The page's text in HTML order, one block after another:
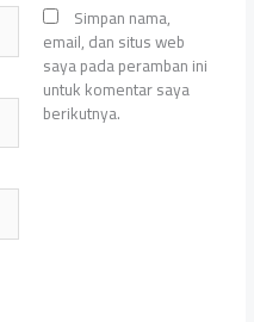
Simpan nama,
email, dan situs web
saya pada peramban ini
untuk komentar saya
berikutnya.